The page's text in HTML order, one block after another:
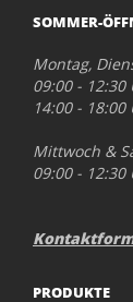
SOMMER-
Montag,
09:00 - 12:30
14:00 - 18:00
Mittwoch &
09:00 - 12:30
PRODUKTE